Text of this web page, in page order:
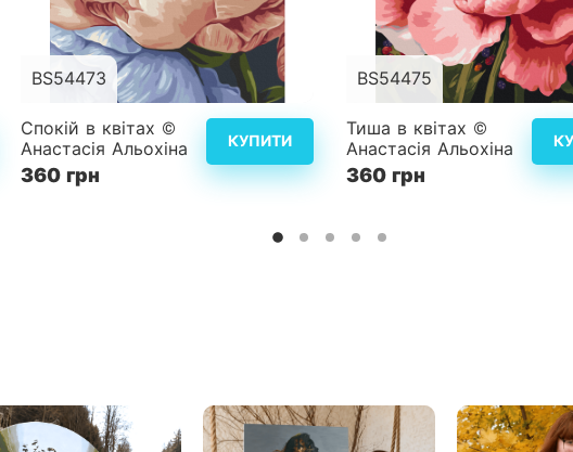
BS54473
Розмір
Складність
Детальніше
Спокій в квітах ©
Анастасія Альохіна
360 грн
КУПИТИ
BS54475
Розмір
Складність
Тиша в квітах ©
Анастасія Альохіна
360 грн